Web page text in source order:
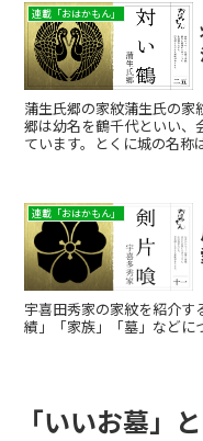
連載「おはかもん」
蒲生氏郷の家紋蒲生氏の家
郷は幼名を鶴千代といい、
ています。とくに城の名称
連載「おはかもん」
宇喜田秀家の家紋を紹介す
績」「家族」「墓」などに
「いいお墓」